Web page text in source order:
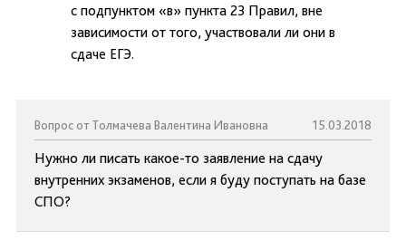
с подпунктом «в» пункта 23 Правил, вне
зависимости от того, участвовали ли они в
сдаче ЕГЭ.
Вопрос от Толмачева Валентина Ивановна 15.03.2018
Нужно ли писать какое-то заявление на сдачу
внутренних экзаменов, если я буду поступать на базе
СПО?